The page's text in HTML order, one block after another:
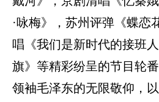
·咏梅》，苏州评弹《蝶恋
唱《我们是新时代的接班
旗》等精彩纷呈的节目轮
领袖毛泽东的无限敬仰，